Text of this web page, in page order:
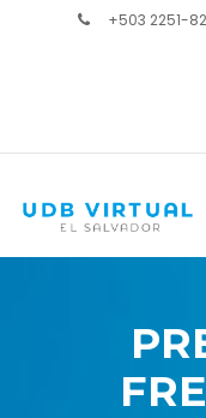
+503 2251-